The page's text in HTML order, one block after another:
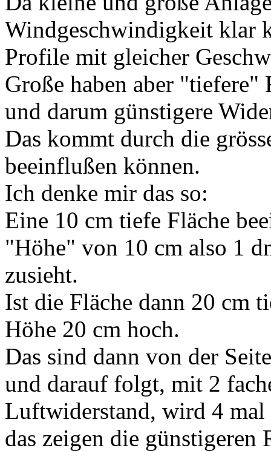
Windgeschwindigkeit klar
Profile mit gleicher
Große haben aber "tiefere"
und darum günstigere
Das kommt durch die
beeinflußen können.
Ich denke mir das so:
Eine 10 cm tiefe Fläche
"Höhe" von 10 cm also 1
zusieht.
Ist die Fläche dann 20 cm
Höhe 20 cm hoch.
Das sind dann von der
und darauf folgt, mit 2
Luftwiderstand, wird 4
das zeigen die günstigeren